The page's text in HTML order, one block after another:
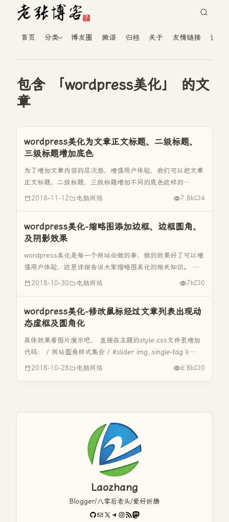
首页 分类 博友圈 微语 归档 关于 友情链接 读者
包含 「wordpress美化」 的文
章
wordpress美化为文章正文标题、二级标题、
三级标题增加底色
为了增加文章内容的层次感，增强用户体验，我们可以把文章
正文标题、二级标题、三级标题增加不同的底色这样的
wordpress美化效果以示区分。 正文标题增加底色 在
2018-11-12 电脑网络 7.8k 4
wordpress美化-缩略图添加边框、边框圆角、
及阴影效果
wordpress美化是每一个网站必做的事，做的效果好了可以增
强用户体验，这里详细告诉大家缩略图美化的相关知识。 具
体效果看网站实景演示 直接在主题的style.css文件里增加代
2018-10-30 电脑网络 7k 0
wordpress美化-修改鼠标经过文章列表出现动
态虚框及圆角化
具体效果看图片演示吧， 直接在主题的style.css文件里增加
代码： / 网站圆角样式集合 / #slider img,.single-tag li
a,#slider img,.cat-box, .cat-title,.fadeIn...
2018-10-28 电脑网络 6.8k 0
Laozhang
Blogger/八零后老头/爱好折腾
GitHub
电子邮件X Telegram
Instagram
RSS FeedMastodon